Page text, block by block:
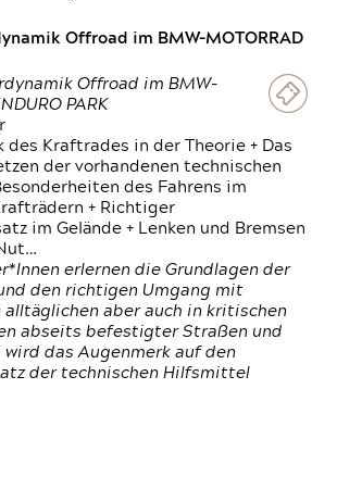
Offroad im BMW-MOTORRAD
Offroad im BMW-
PARK
des Kraftrades in der Theorie + Das
der vorhandenen technischen
des Fahrens im
+ Richtiger
im Gelände + Lenken und Bremsen
erlernen die Grundlagen der
den richtigen Umgang mit
alltäglichen aber auch in kritischen
abseits befestigter Straßen und
wird das Augenmerk auf den
der technischen Hilfsmittel